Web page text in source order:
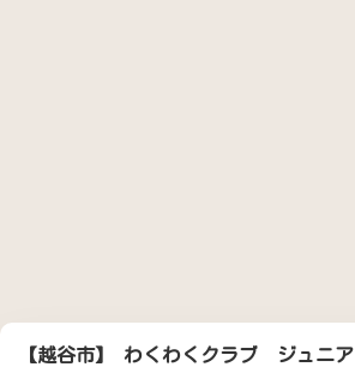
【越谷市】 わくわくクラブ ジュニア